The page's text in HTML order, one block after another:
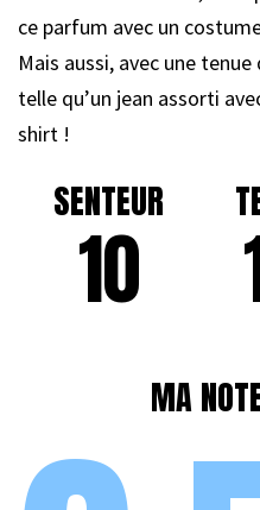
ce parfum avec un
Mais aussi, avec une
telle qu’un jean assorti
shirt !
SENTEUR
10
MA